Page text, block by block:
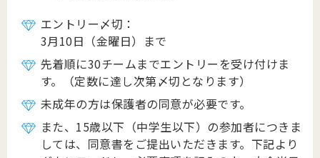
エントリー〆切：
3月10日（金曜日）まで
先着順に30チームまでエントリーを受け付けま
す。（定数に達し次第〆切となります）
未成年の方は保護者の同意が必要です。
また、15歳以下（中学生以下）の参加者につきま
しては、同意書をご提出いただきます。下記より